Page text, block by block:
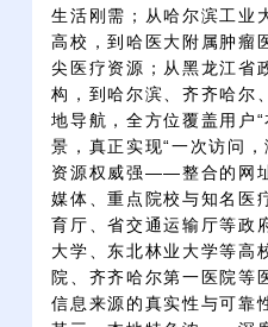
生活刚需；从哈尔滨工业
高校，到哈医大附属肿瘤
尖医疗资源；从黑龙江省
构，到哈尔滨、齐齐哈尔
地导航，全方位覆盖用户
景，真正实现“一次访问，
资源权威强——整合的网
媒体、重点院校与知名医
育厅、省交通运输厅等政
大学、东北林业大学等高
院、齐齐哈尔第一医院等
信息来源的真实性与可靠